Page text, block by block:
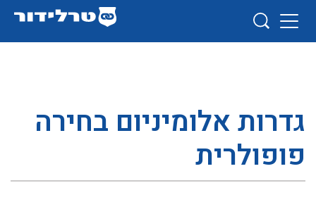
גדרות אלומיניום בחירה
פופולרית